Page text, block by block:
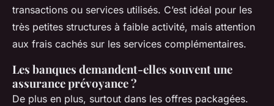
transactions ou services utilisés. C’est idéal pour les
très petites structures à faible activité, mais attention
aux frais cachés sur les services complémentaires.
Les banques demandent-elles souvent une
assurance prévoyance ?
De plus en plus, surtout dans les offres packagées.